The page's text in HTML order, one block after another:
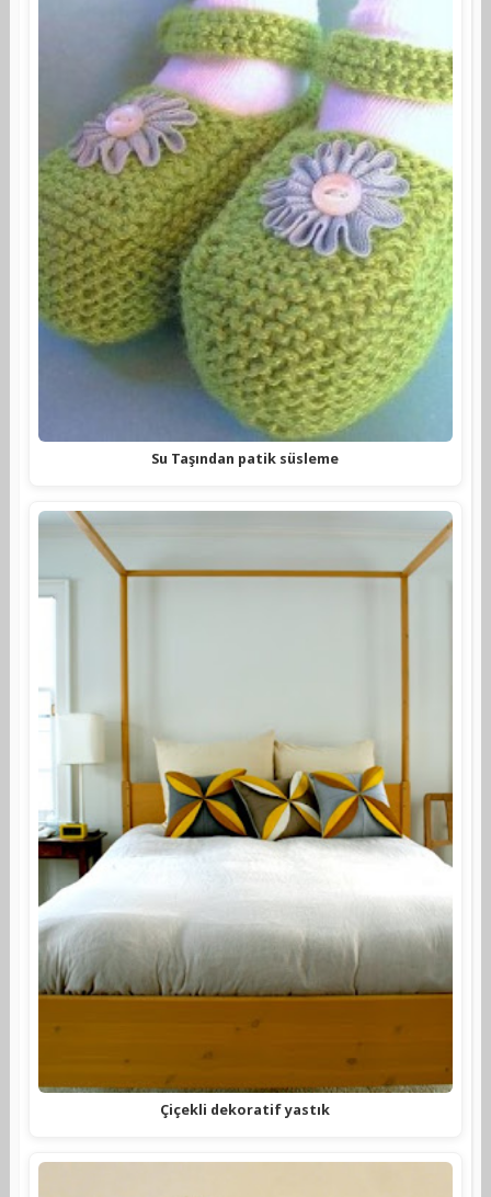
Su Taşından patik süsleme
Çiçekli dekoratif yastık